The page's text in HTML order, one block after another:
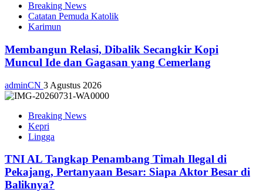
Breaking News
Catatan Pemuda Katolik
Karimun
Membangun Relasi, Dibalik Secangkir Kopi
Muncul Ide dan Gagasan yang Cemerlang
adminCN 3 Agustus 2026
Breaking News
Kepri
Lingga
TNI AL Tangkap Penambang Timah Ilegal di
Pekajang, Pertanyaan Besar: Siapa Aktor Besar di
Baliknya?